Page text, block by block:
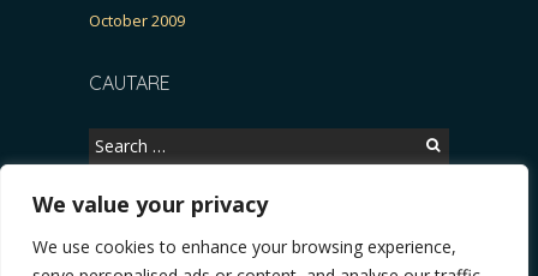
We value your privacy
We use cookies to enhance your browsing experience,
October 2009
CAUTARE
Search
for:
Copyright © 2026, CERTITUDINEA.